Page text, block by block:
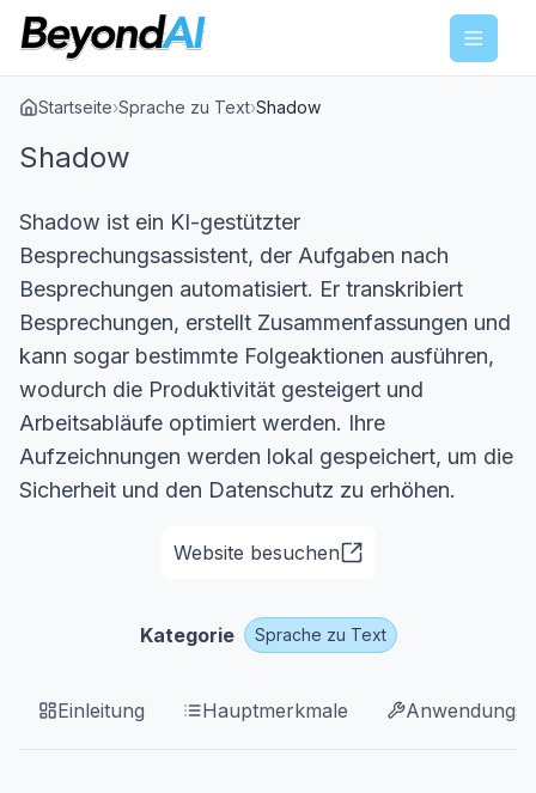
Menu
Startseite›Sprache zu Text›Shadow
Shadow
Shadow ist ein KI-gestützter
Besprechungsassistent, der Aufgaben nach
Besprechungen automatisiert. Er transkribiert
Besprechungen, erstellt Zusammenfassungen und
kann sogar bestimmte Folgeaktionen ausführen,
wodurch die Produktivität gesteigert und
Arbeitsabläufe optimiert werden. Ihre
Aufzeichnungen werden lokal gespeichert, um die
Sicherheit und den Datenschutz zu erhöhen.
Website besuchen
Kategorie Sprache zu Text
Einleitung Hauptmerkmale